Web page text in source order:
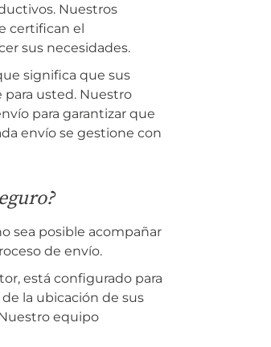
Nuestros
certifican el
sus necesidades.
significa que sus
usted. Nuestro
para garantizar que
envío se gestione con
sea posible acompañar
de envío.
está configurado para
la ubicación de sus
equipo